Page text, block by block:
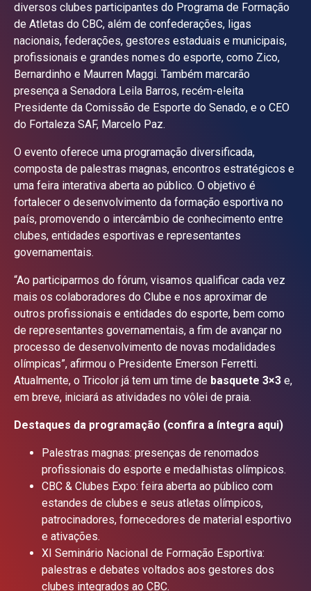
diversos clubes participantes do Programa de Formação
de Atletas do CBC, além de confederações, ligas
nacionais, federações, gestores estaduais e municipais,
profissionais e grandes nomes do esporte, como Zico,
Bernardinho e Maurren Maggi. Também marcarão
presença a Senadora Leila Barros, recém-eleita
Presidente da Comissão de Esporte do Senado, e o CEO
do Fortaleza SAF, Marcelo Paz.
O evento oferece uma programação diversificada,
composta de palestras magnas, encontros estratégicos e
uma feira interativa aberta ao público. O objetivo é
fortalecer o desenvolvimento da formação esportiva no
país, promovendo o intercâmbio de conhecimento entre
clubes, entidades esportivas e representantes
governamentais.
“Ao participarmos do fórum, visamos qualificar cada vez
mais os colaboradores do Clube e nos aproximar de
outros profissionais e entidades do esporte, bem como
de representantes governamentais, a fim de avançar no
processo de desenvolvimento de novas modalidades
olímpicas”, afirmou o Presidente Emerson Ferretti.
Atualmente, o Tricolor já tem um time de basquete 3×3 e,
em breve, iniciará as atividades no vôlei de praia.
Destaques da programação (confira a íntegra aqui)
Palestras magnas: presenças de renomados
profissionais do esporte e medalhistas olímpicos.
CBC & Clubes Expo: feira aberta ao público com
estandes de clubes e seus atletas olímpicos,
patrocinadores, fornecedores de material esportivo
e ativações.
XI Seminário Nacional de Formação Esportiva:
palestras e debates voltados aos gestores dos
clubes integrados ao CBC.